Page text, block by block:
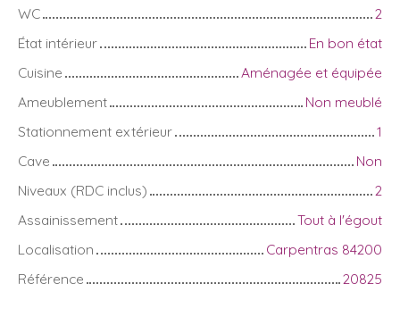
WC
2
État intérieur
En bon état
Cuisine
Aménagée et équipée
Ameublement
Non meublé
Stationnement extérieur
1
Cave
Non
Niveaux (RDC inclus)
2
Assainissement
Tout à l'égout
Localisation
Carpentras 84200
Référence
20825